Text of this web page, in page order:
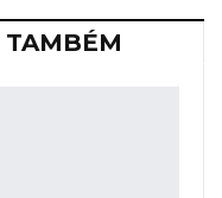
TAMBÉM